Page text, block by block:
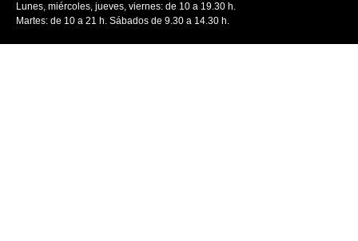
Lunes, miércoles, jueves, viernes: de 10 a 19.30 h.
Martes: de 10 a 21 h. Sábados de 9.30 a 14.30 h.